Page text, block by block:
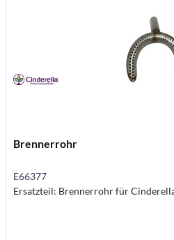
Brennerrohr
E66377
Ersatzteil: Brennerrohr für